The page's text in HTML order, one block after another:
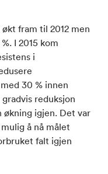
fram til 2012 men
I 2015 kom
i
30 % innen
reduksjon
økning igjen. Det var
å nå målet
falt igjen